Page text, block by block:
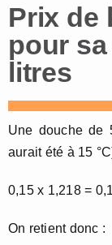
Prix de
pour
litres
Une douche de
aurait été à 15
0,15 x 1,218 =
On retient donc :